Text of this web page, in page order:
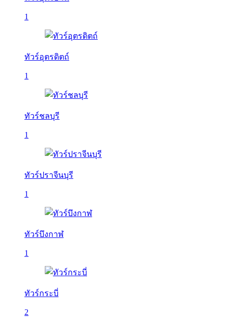
1
ทัวร์อุตรดิตถ์
1
ทัวร์ชลบุรี
1
ทัวร์ปราจีนบุรี
1
ทัวร์บึงกาฬ
1
ทัวร์กระบี่
2